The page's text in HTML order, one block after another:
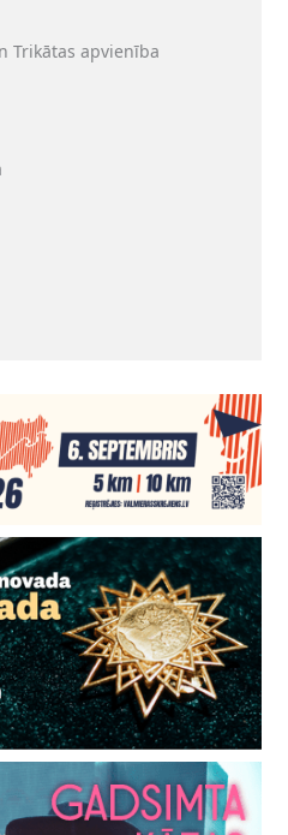
Trikātas apvienība